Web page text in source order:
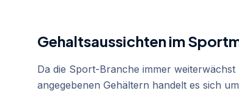
Gehaltsaussichten im
Da die Sport-Branche immer
angegebenen Gehältern handelt es sich